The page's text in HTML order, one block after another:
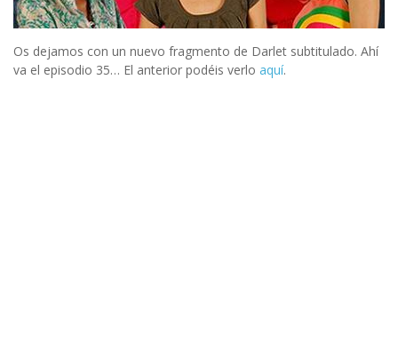
Os dejamos con un nuevo fragmento de Darlet subtitulado. Ahí
va el episodio 35… El anterior podéis verlo aquí.